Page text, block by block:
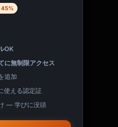
45%
OK
に無制限アクセス
追加
使える認定証
— 学びに没頭